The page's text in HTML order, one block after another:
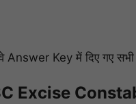
Answer Key में दिए गए सभी
Excise